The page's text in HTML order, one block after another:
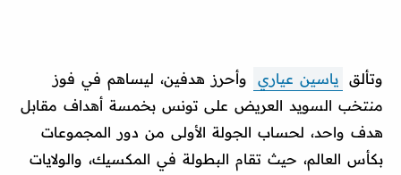
وتألق ياسين عياري
وأحرز هدفين، ليساهم في فوز
منتخب السويد العريض على تونس بخمسة أهداف مقابل
هدف واحد، لحساب الجولة الأولى من دور المجموعات
بكأس العالم، حيث تقام البطولة في المكسيك، والولايات